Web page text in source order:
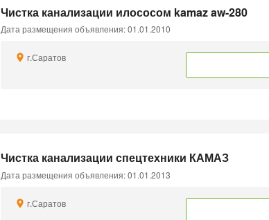
Чистка канализации илососом kamaz aw-280
Дата размещения объявления: 01.01.2010
г.Саратов
Чистка канализации спецтехники КАМАЗ
Дата размещения объявления: 01.01.2013
г.Саратов